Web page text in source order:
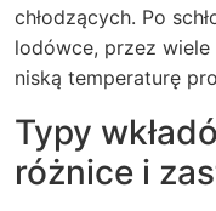
chłodzących. Po
lodówce, przez
niską temperaturę
Typy
różnice i